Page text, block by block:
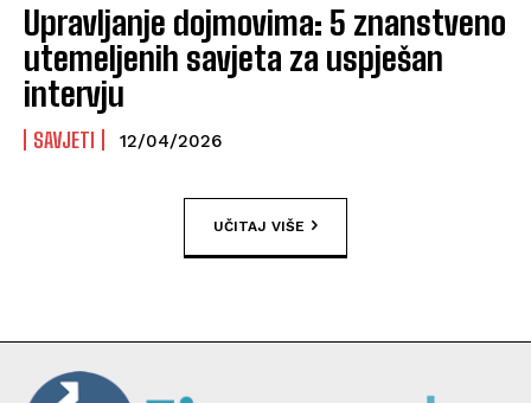
Upravljanje dojmovima: 5 znanstveno
utemeljenih savjeta za uspješan
intervju
SAVJETI 12/04/2026
UČITAJ VIŠE